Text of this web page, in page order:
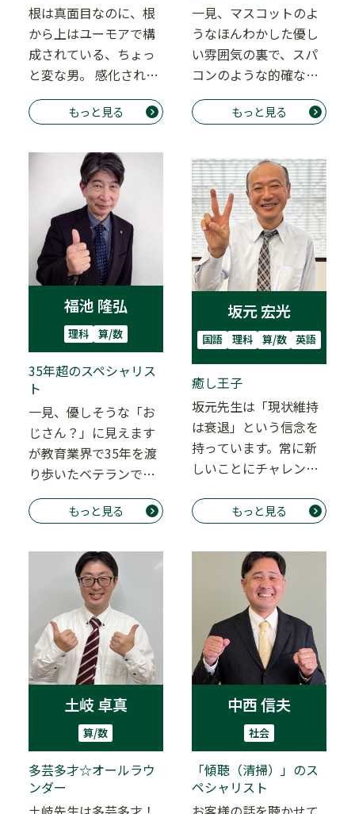
根は真面目なのに、根
から上はユーモアで構
成されている、ちょっ
と変な男。 感化されや
すく、ダサくない生き
方をしたい割に、会…
もっと見る
一見、マスコットのよ
うなほんわかした優し
い雰囲気の裏で、スパ
コンのような的確な分
析と対策を瞬時に弾き
出すスーパー頭脳の
もっと見る
福池 隆弘
理科 算/数
35年超のスペシャリス
ト
一見、優しそうな「お
じさん？」に見えます
が教育業界で35年を渡
り歩いたベテランで
す。様々生徒と接した
経験から的確なアド
もっと見る
坂元 宏光
国語 理科 算/数 英語
癒し王子
坂元先生は「現状維持
は衰退」という信念を
持っています。常に新
しいことにチャレンジ
いです！教室のレイ
ア…
もっと見る
土岐 卓真
算/数
多芸多才☆オールラウ
ンダー
中西 信夫
社会
「傾聴（清掃）」のス
ペシャリスト